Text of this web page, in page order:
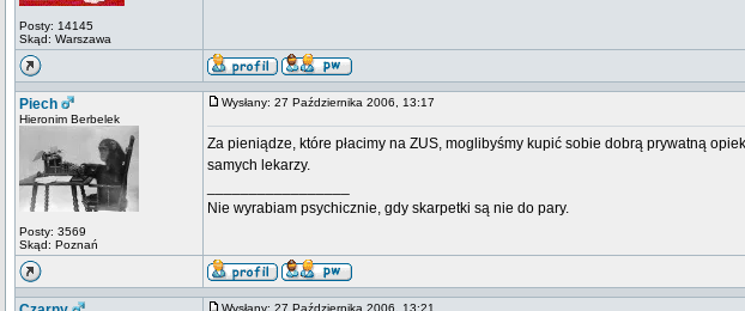
Posty: 14145
Skąd: Warszawa
Piech
Hieronim Berbelek
Posty: 3569
Skąd: Poznań
Wysłany: 27 Października 2006, 13:17
Za pieniądze, które płacimy na ZUS, moglibyśmy kupić sobie dobrą prywatną
samych lekarzy.
Nie wyrabiam psychicznie, gdy skarpetki są nie do pary.
Wysłany: 27 Października 2006, 13:21